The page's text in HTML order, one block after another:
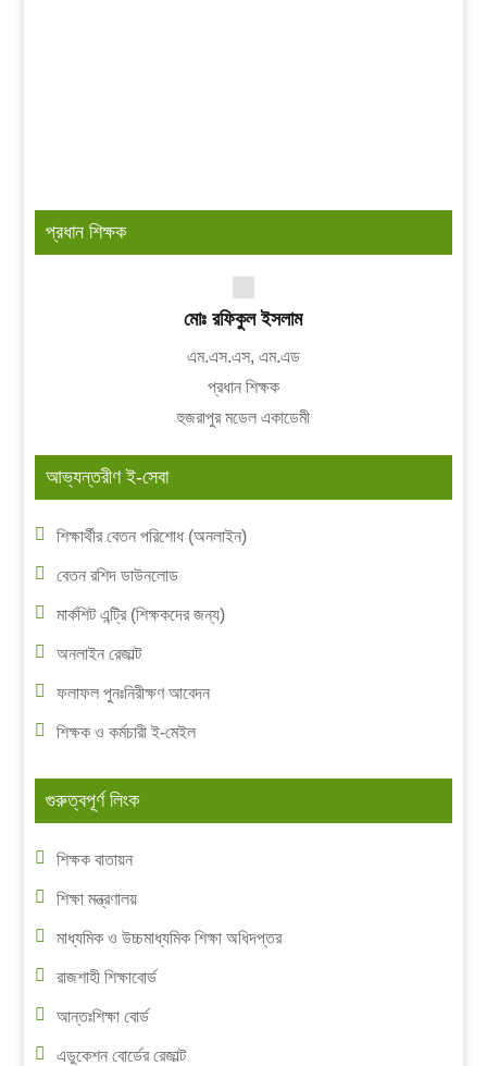
প্রধান শিক্ষক
মোঃ রফিকুল ইসলাম
এম.এস.এস, এম.এড
প্রধান শিক্ষক
হুজরাপুর মডেল একাডেমী
আভ্যন্তরীণ ই-সেবা
শিক্ষার্থীর বেতন পরিশোধ (অনলাইন)
বেতন রশিদ ডাউনলোড
মার্কশিট এন্ট্রি (শিক্ষকদের জন্য)
অনলাইন রেজাল্ট
ফলাফল পুনঃনিরীক্ষণ আবেদন
শিক্ষক ও কর্মচারী ই-মেইল
গুরুত্বপূর্ণ লিংক
শিক্ষক বাতায়ন
শিক্ষা মন্ত্রণালয়
মাধ্যমিক ও উচ্চমাধ্যমিক শিক্ষা অধিদপ্তর
রাজশাহী শিক্ষাবোর্ড
আন্তঃশিক্ষা বোর্ড
এডুকেশন বোর্ডের রেজাল্ট